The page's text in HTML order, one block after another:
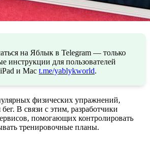
на Яблык в Telegram — только
инструкции для пользователей
и Mac t.me/yablykworld.
физических упражнений,
бег. В связи с этим, разработчики
помогающих контролировать
тренировочные планы.